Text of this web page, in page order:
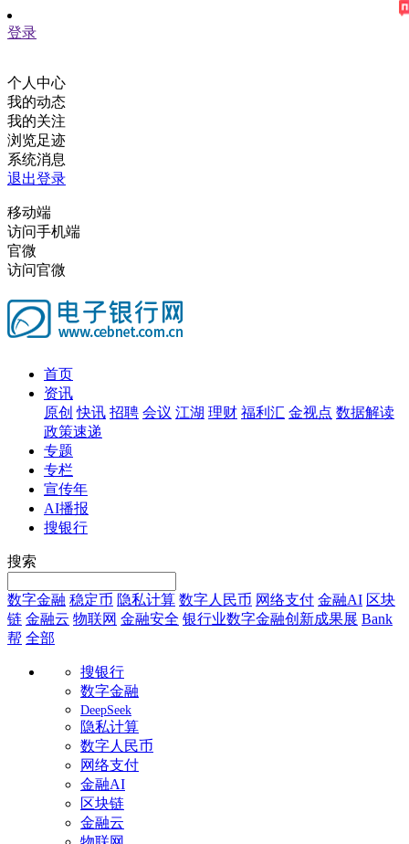
登录
个人中心
我的动态
我的关注
浏览足迹
系统消息
退出登录
移动端
访问手机端
官微
访问官微
首页
资讯
原创 快讯 招聘 会议 江湖 理财 福利汇 金视点 数据解读
政策速递
专题
专栏
宣传年
AI播报
搜银行
搜索
数字金融 稳定币 隐私计算 数字人民币 网络支付 金融AI 区块
链 金融云 物联网 金融安全 银行业数字金融创新成果展 Bank
帮 全部
搜银行
数字金融
DeepSeek
隐私计算
数字人民币
网络支付
金融AI
区块链
金融云